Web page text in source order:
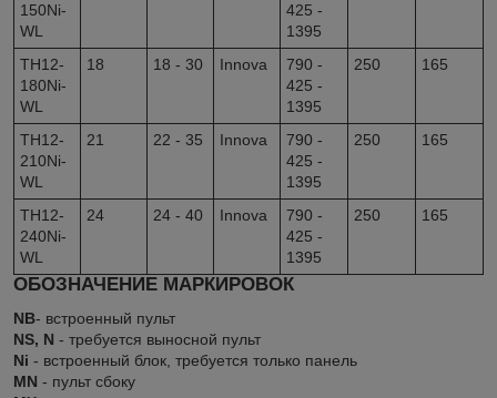
150Ni-
WL
425 -
1395
TH12-
180Ni-
WL
18 18 - 30 Innova
790 -
425 -
1395
250 165
TH12-
210Ni-
WL
21 22 - 35 Innova
790 -
425 -
1395
250 165
TH12-
240Ni-
WL
24 24 - 40 Innova
790 -
425 -
1395
250 165
ОБОЗНАЧЕНИЕ МАРКИРОВОК
NB- встроенный пульт
NS, N - требуется выносной пульт
Ni - встроенный блок, требуется только панель
MN - пульт сбоку